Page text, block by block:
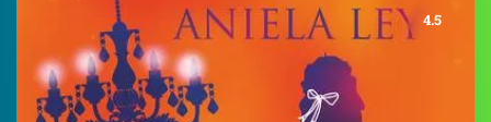
4.5